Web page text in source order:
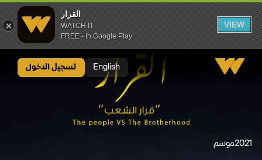
القرار
WATCH IT
FREE - In Google Play
VIEW
English تسجيل الدخول
2021موسم